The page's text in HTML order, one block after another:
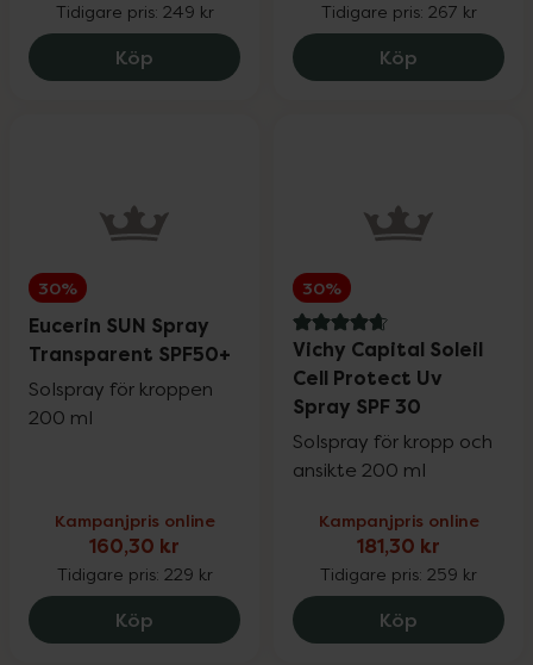
Tidigare pris: 249 kr
Köp Vichy Capital Soleil Protective Water
Tidigare pris: 267 kr
Köp Eucerin
30%
Eucerin SUN Spray
Transparent SPF50+
Solspray för kroppen
200 ml
Kampanjpris online
160,30 kr
Tidigare pris: 229 kr
Köp Eucerin SUN Spray Transparent
30%
4.7 av 5 i omdöme
Vichy Capital Soleil
Cell Protect Uv
Spray SPF 30
Solspray för kropp och
ansikte 200 ml
Kampanjpris online
181,30 kr
Tidigare pris: 259 kr
Köp Vichy